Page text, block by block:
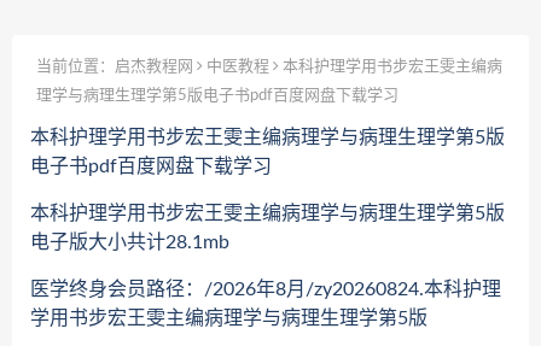
当前位置： 启杰教程网 中医教程
本科护理学用书步宏王雯主编病
理学与病理生理学第5版电子书pdf百度网盘下载学习
本科护理学用书步宏王雯主编病理学与病理生理学第5版
电子书pdf百度网盘下载学习
本科护理学用书步宏王雯主编病理学与病理生理学第5版
电子版大小共计28.1mb
医学终身会员路径：/2026年8月/zy20260824.本科护理
学用书步宏王雯主编病理学与病理生理学第5版